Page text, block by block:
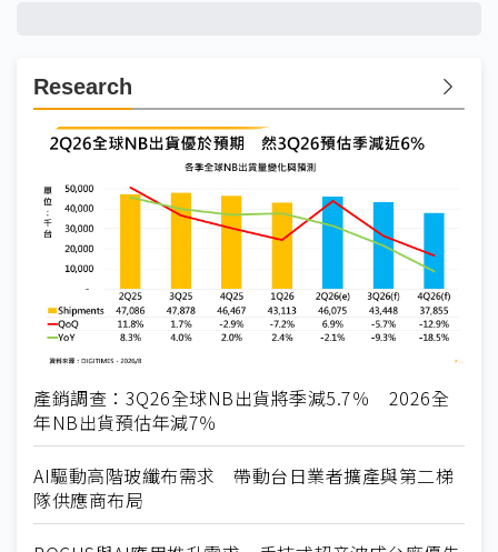
Research
產銷調查：3Q26全球NB出貨將季減5.7％ 2026全
年NB出貨預估年減7％
AI驅動高階玻纖布需求 帶動台日業者擴產與第二梯
隊供應商布局